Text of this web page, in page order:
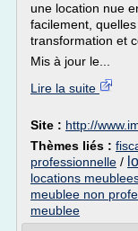
une location nue
facilement,
transformation et
Mis à jour le...
Lire la suite
Site : http://
Thèmes liés :
professionnelle /
locations
meublee non
meublee